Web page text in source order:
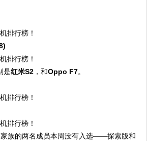
是红米S2 ，和Oppo F7。
族的两名成员本周没有入选——探索版和